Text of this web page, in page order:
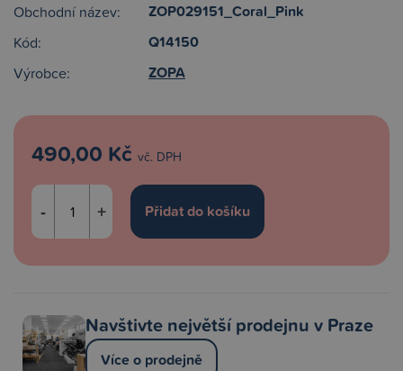
Obchodní název: ZOP029151_Coral_Pink
Kód: Q14150
Výrobce: ZOPA
490,00 Kč vč. DPH
- +
Navštivte největší prodejnu v Praze
Více o prodejně